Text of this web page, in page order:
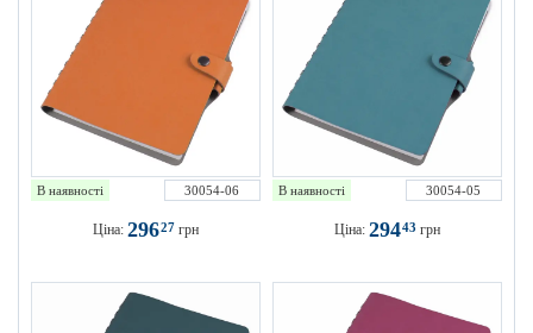
В наявності 30054-06
Ціна: 29627 грн
В наявності 30054-05
Ціна: 29443 грн